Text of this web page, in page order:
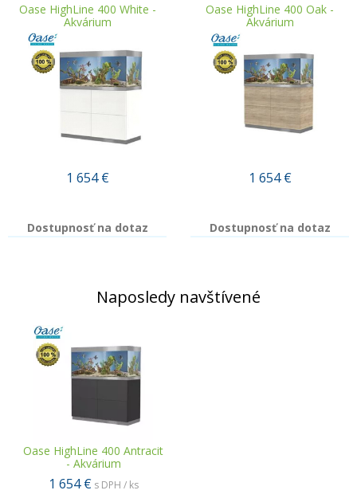
Oase HighLine 400 White -
Akvárium
1 654 €
Dostupnosť na dotaz
Oase HighLine 400 Oak -
Akvárium
1 654 €
Dostupnosť na dotaz
Naposledy navštívené
Oase HighLine 400 Antracit
- Akvárium
1 654 € s DPH / ks